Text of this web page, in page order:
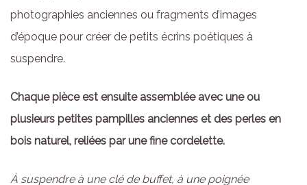
photographies anciennes ou fragments d’images
d’époque pour créer de petits écrins poétiques à
suspendre.
Chaque pièce est ensuite assemblée avec une ou
plusieurs petites pampilles anciennes et des perles en
bois naturel, reliées par une fine cordelette.
À suspendre à une clé de buffet, à une poignée